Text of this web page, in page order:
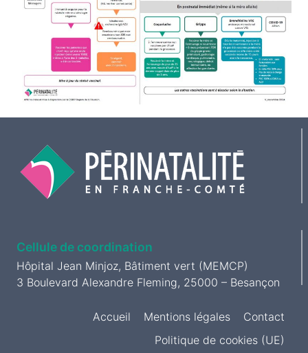
Cellule de coordination
Hôpital Jean Minjoz, Bâtiment vert (MEMCP)
3 Boulevard Alexandre Fleming, 25000 – Besançon
Accueil Mentions légales
Contact
Politique de cookies (UE)